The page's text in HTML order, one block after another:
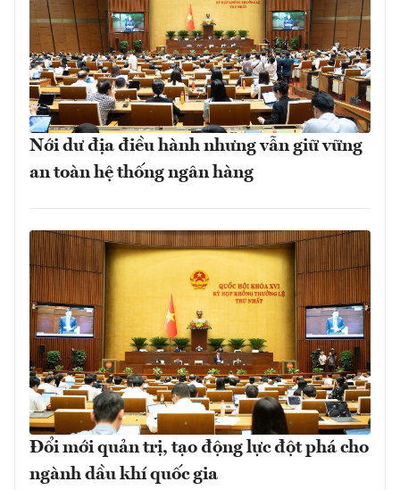
Nới dư địa điều hành nhưng vẫn giữ vững
an toàn hệ thống ngân hàng
Đổi mới quản trị, tạo động lực đột phá cho
ngành dầu khí quốc gia